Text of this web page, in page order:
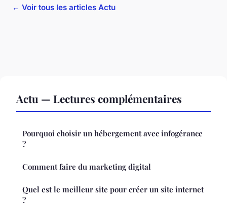
← Voir tous les articles Actu
Actu — Lectures complémentaires
Pourquoi choisir un hébergement avec infogérance
?
Comment faire du marketing digital
Quel est le meilleur site pour créer un site internet
?